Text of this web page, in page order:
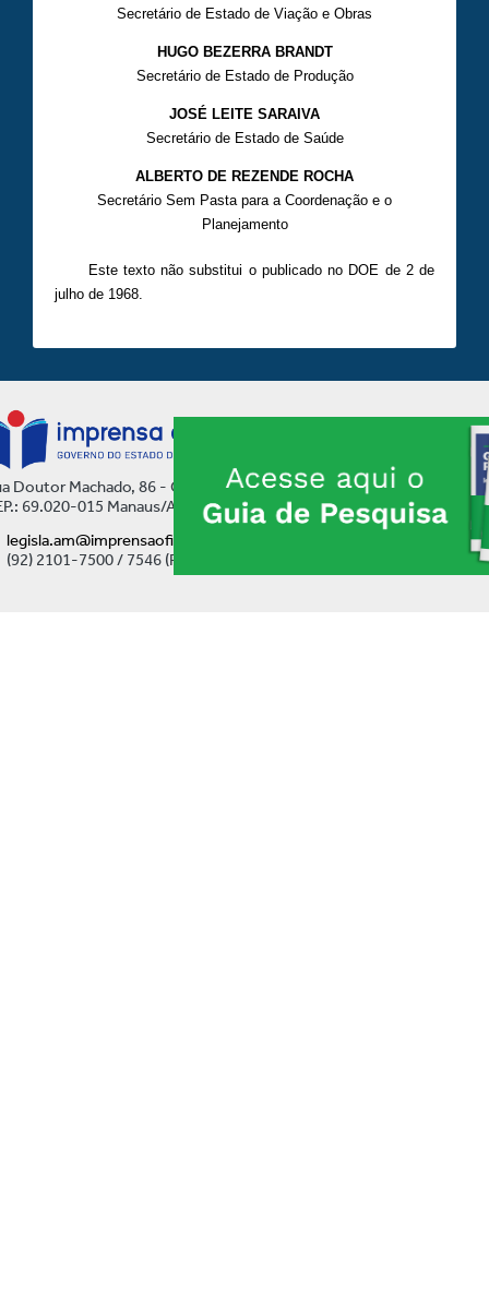
Secretário de Estado de Viação e Obras
HUGO BEZERRA BRANDT
Secretário de Estado de Produção
JOSÉ LEITE SARAIVA
Secretário de Estado de Saúde
ALBERTO DE REZENDE ROCHA
Secretário Sem Pasta para a Coordenação e o
Planejamento
Este texto não substitui o publicado no DOE de 2 de
julho de 1968.
Doutor Machado, 86 - Centro
69.020-015 Manaus/AM
legisla.am@imprensaoficial.am.gov.br
(92) 2101-7500 / 7546 (Ramal)